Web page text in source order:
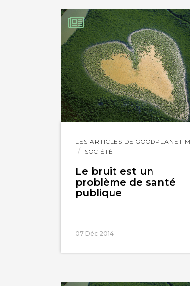
LES ARTICLES DE GOODPLANET
SOCIÉTÉ
Le bruit est un
problème de santé
publique
07 Déc 2014
Lire
l'article